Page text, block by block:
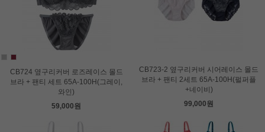
CB724 옆구리커버 로즈레이스 몰드
브라 + 팬티 세트 65A-100H(그레이,
와인)
59,000원
CB723-2 옆구리커버 시어레이스 몰드
브라 + 팬티 2세트 65A-100H(펄퍼플
+네이비)
99,000원